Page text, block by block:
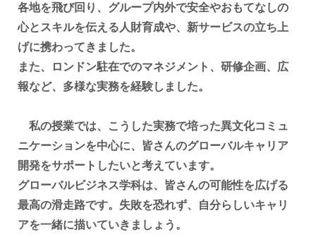
各地を飛び回り、グループ内外で安全やおもてなしの
心とスキルを伝える人財育成や、新サービスの立ち上
げに携わってきました。
また、ロンドン駐在でのマネジメント、研修企画、広
報など、多様な実務を経験しました。
私の授業では、こうした実務で培った異文化コミュ
ニケーションを中心に、皆さんのグローバルキャリア
開発をサポートしたいと考えています。
グローバルビジネス学科は、皆さんの可能性を広げる
最高の滑走路です。失敗を恐れず、自分らしいキャリ
アを一緒に描いていきましょう。